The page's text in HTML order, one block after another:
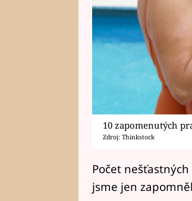
10 zapomenutých
Zdroj: Thinkstock
Počet
jsme jen